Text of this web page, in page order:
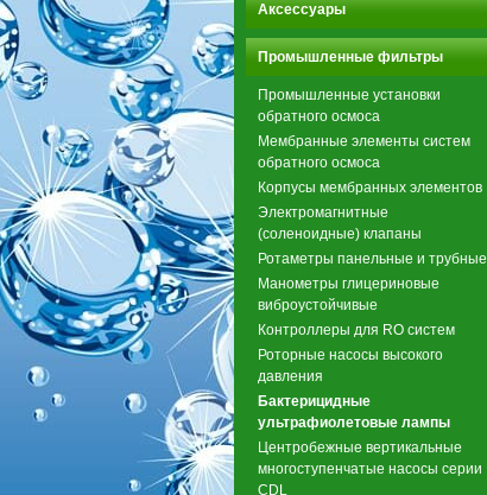
Аксессуары
Промышленные фильтры
Промышленные установки
обратного осмоса
Мембранные элементы систем
обратного осмоса
Корпусы мембранных элементов
Электромагнитные
(соленоидные) клапаны
Ротаметры панельные и трубные
Манометры глицериновые
виброустойчивые
Контроллеры для RO систем
Роторные насосы высокого
давления
Бактерицидные
ультрафиолетовые лампы
Центробежные вертикальные
многоступенчатые насосы серии
CDL